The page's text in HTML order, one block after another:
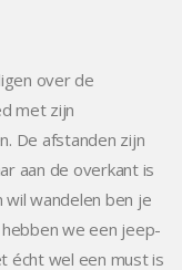
over de
met zijn
De afstanden zijn
aan de overkant is
wandelen ben je
we een jeep-
écht wel een must is